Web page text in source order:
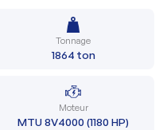
Tonnage
1864 ton
Moteur
MTU 8V4000 (1180 HP)